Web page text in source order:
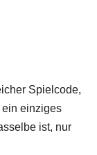
Spielcode,
ein einziges
ist, nur